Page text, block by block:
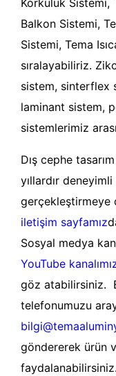
Korkuluk Sistemi,
Balkon Sistemi,
Sistemi, Tema
sıralayabiliriz.
sistem, sinterflex
laminant sistem,
sistemlerimiz
Dış cephe
yıllardır
gerçekleştirmeye
iletişim sayfamız
Sosyal medya
YouTube
göz atabilirsiniz.
telefonumuzu
göndererek ürün
faydalanabilirsiniz.